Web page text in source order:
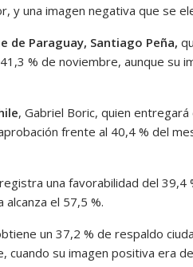
y una imagen negativa que se
de Paraguay, Santiago Peña,
% de noviembre, aunque su
, Gabriel Boric, quien
frente al 40,4 % del
una favorabilidad del
el 57,5 %.
un 37,2 % de respaldo
su imagen positiva era